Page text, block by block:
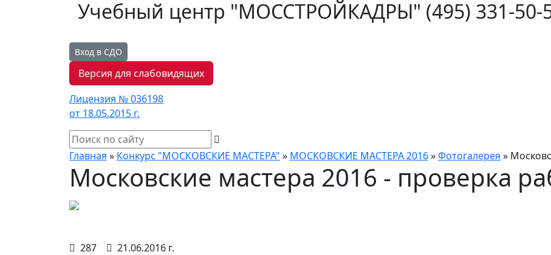
Учебный центр "МОССТРОЙКАДРЫ" (495) 331-
Вход в СДО
Версия для слабовидящих
Лицензия № 036198
от 18.05.2015 г.
Главная » Конкурс "МОСКОВСКИЕ МАСТЕРА" » МОСКОВСКИЕ МАСТЕРА 2016»Фотогалерея »
Московские мастера 2016 - проверка
287 21.06.2016 г.